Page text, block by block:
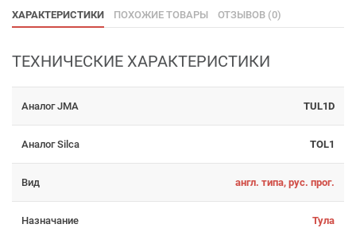
ХАРАКТЕРИСТИКИ ПОХОЖИЕ ТОВАРЫ ОТЗЫВОВ (0)
ТЕХНИЧЕСКИЕ ХАРАКТЕРИСТИКИ
Аналог JMA TUL1D
Аналог Silca TOL1
Вид англ. типа, рус. прог.
Назначание Тула